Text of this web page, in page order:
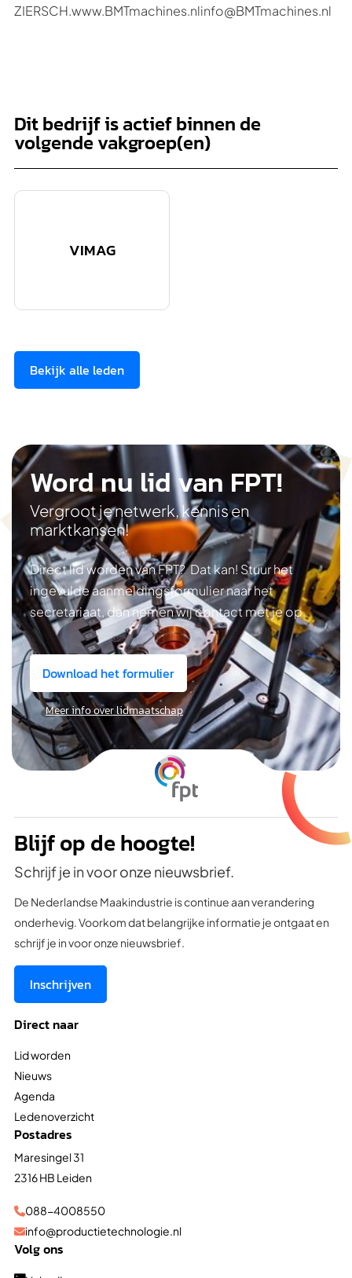
ZIERSCH.www.BMTmachines.nlinfo@BMTmachines.nl
Dit bedrijf is actief binnen de
volgende vakgroep(en)
VIMAG
Bekijk alle leden
Word nu lid van FPT!
Vergroot je netwerk, kennis en
marktkansen!
Direct lid worden van FPT? Dat kan! Stuur het
ingevulde aanmeldingsformulier naar het
secretariaat, dan nemen wij contact met je op.
Download het formulier
Meer info over lidmaatschap
Blijf op de hoogte!
Schrijf je in voor onze nieuwsbrief.
De Nederlandse Maakindustrie is continue aan verandering
onderhevig. Voorkom dat belangrijke informatie je ontgaat en
schrijf je in voor onze nieuwsbrief.
Inschrijven
Direct naar
Lid worden
Nieuws
Agenda
Ledenoverzicht
Postadres
Maresingel 31
2316 HB Leiden
088-4008550
info@productietechnologie.nl
Volg ons